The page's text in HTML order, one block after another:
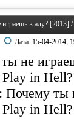
в аду? [2013]
Дата: 15-04-2014,
Почему ты
in